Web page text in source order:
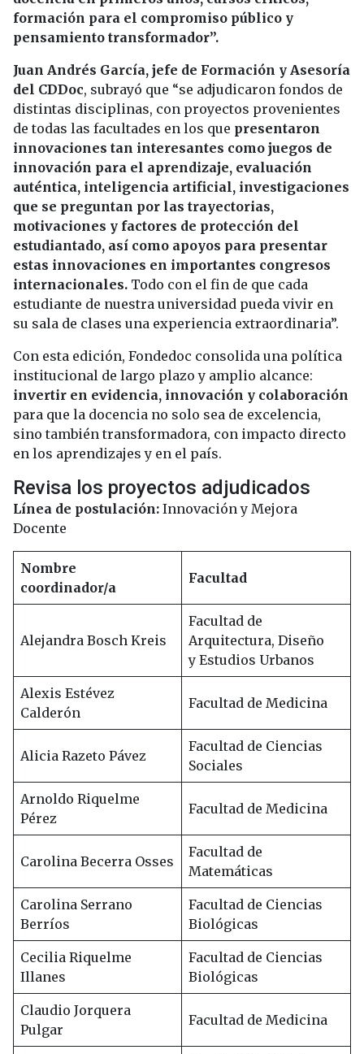
formación para el compromiso público y
pensamiento transformador”.
Juan Andrés García, jefe de Formación y Asesoría
del CDDoc, subrayó que “se adjudicaron fondos de
distintas disciplinas, con proyectos provenientes
de todas las facultades en los que presentaron
innovaciones tan interesantes como juegos de
innovación para el aprendizaje, evaluación
auténtica, inteligencia artificial, investigaciones
que se preguntan por las trayectorias,
motivaciones y factores de protección del
estudiantado, así como apoyos para presentar
estas innovaciones en importantes congresos
internacionales. Todo con el fin de que cada
estudiante de nuestra universidad pueda vivir en
su sala de clases una experiencia extraordinaria”.
Con esta edición, Fondedoc consolida una política
institucional de largo plazo y amplio alcance:
invertir en evidencia, innovación y colaboración
para que la docencia no solo sea de excelencia,
sino también transformadora, con impacto directo
en los aprendizajes y en el país.
Revisa los proyectos adjudicados
Línea de postulación: Innovación y Mejora
Docente
Nombre
coordinador/a
Facultad
Alejandra Bosch Kreis
Facultad de
Arquitectura, Diseño
y Estudios Urbanos
Alexis Estévez
Calderón
Facultad de Medicina
Alicia Razeto Pávez
Facultad de Ciencias
Sociales
Arnoldo Riquelme
Pérez
Facultad de Medicina
Carolina Becerra Osses
Facultad de
Matemáticas
Carolina Serrano
Berríos
Facultad de Ciencias
Biológicas
Cecilia Riquelme
Illanes
Facultad de Ciencias
Biológicas
Claudio Jorquera
Pulgar
Facultad de Medicina